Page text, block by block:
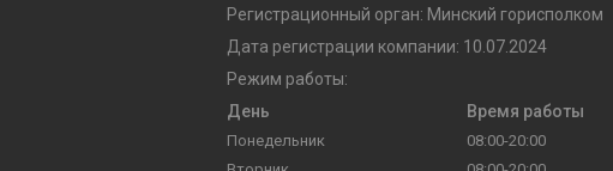
Регистрационный орган: Минский горисполком
Дата регистрации компании: 10.07.2024
Режим работы:
День
Время работы
Понедельник
08:00-20:00